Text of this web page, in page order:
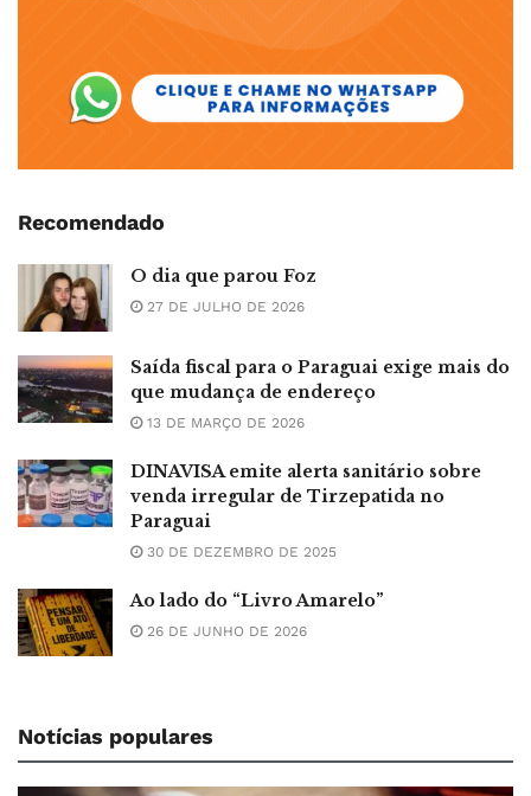
Recomendado
O dia que parou Foz
27 DE JULHO DE 2026
Saída fiscal para o Paraguai exige mais do
que mudança de endereço
13 DE MARÇO DE 2026
DINAVISA emite alerta sanitário sobre
venda irregular de Tirzepatida no
Paraguai
30 DE DEZEMBRO DE 2025
Ao lado do “Livro Amarelo”
26 DE JUNHO DE 2026
Notícias populares